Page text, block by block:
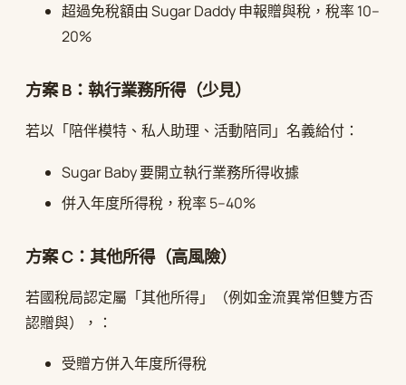
超過免稅額由 Sugar Daddy 申報贈與稅，稅率 10–
20%
方案 B：執行業務所得（少見）
若以「陪伴模特、私人助理、活動陪同」名義給付：
Sugar Baby 要開立執行業務所得收據
併入年度所得稅，稅率 5–40%
方案 C：其他所得（高風險）
若國稅局認定屬「其他所得」（例如金流異常但雙方否
認贈與），：
受贈方併入年度所得稅